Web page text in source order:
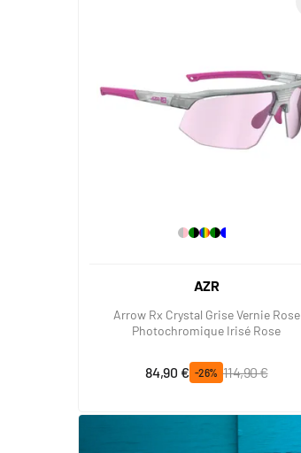
AZR
Arrow Rx Crystal Grise Vernie Rose
Photochromique Irisé Rose
Prix spécial
84,90 € -26%
Prix normal
114,90 €